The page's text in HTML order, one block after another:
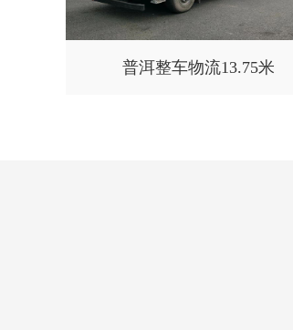
普洱整车物流13.75米